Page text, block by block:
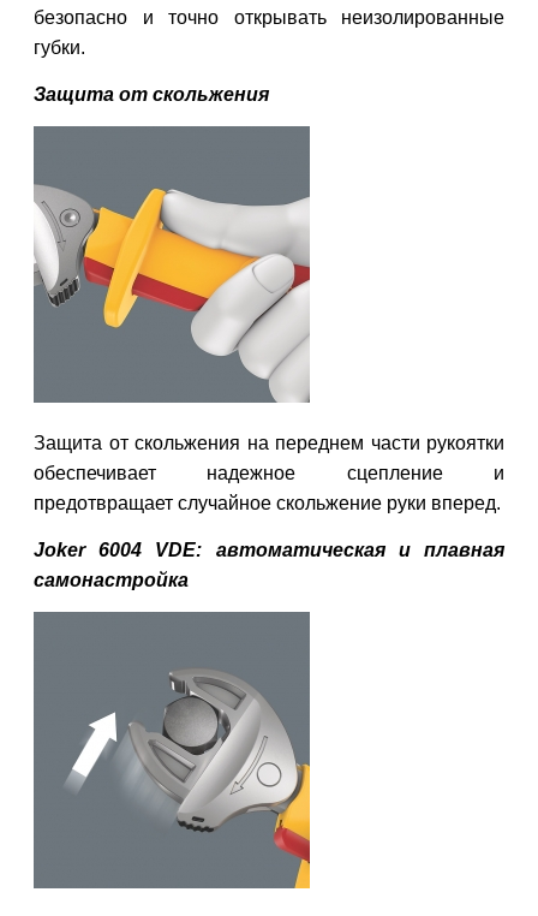
безопасно и точно открывать неизолированные
губки.
Защита от скольжения
Защита от скольжения на переднем части рукоятки
обеспечивает надежное сцепление и
предотвращает случайное скольжение руки вперед.
Joker 6004 VDE: автоматическая и плавная
самонастройка